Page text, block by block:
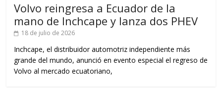
Volvo reingresa a Ecuador de la
mano de Inchcape y lanza dos PHEV
18 de julio de 2026
Inchcape, el distribuidor automotriz independiente más
grande del mundo, anunció en evento especial el regreso de
Volvo al mercado ecuatoriano,